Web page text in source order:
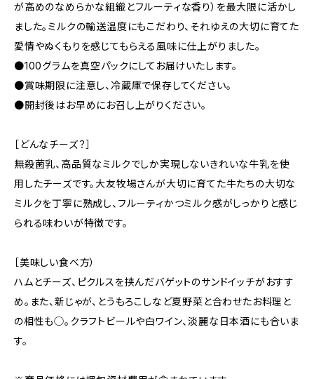
が高めのなめらかな組織とフルーティな香り）を最大限に活かし
ました。ミルクの輸送温度にもこだわり、それゆえの大切に育てた
愛情やぬくもりを感じてもらえる風味に仕上がりました。
●100グラムを真空パックにしてお届けいたします。
●賞味期限に注意し、冷蔵庫で保存してください。
●開封後はお早めにお召し上がりください。
［どんなチーズ？］
無殺菌乳、高品質なミルクでしか実現しないきれいな牛乳を使
用したチーズです。大友牧場さんが大切に育てた牛たちの大切な
ミルクを丁寧に熟成し、フルーティかつミルク感がしっかりと感じ
られる味わいが特徴です。
［美味しい食べ方）
ハムとチーズ、ピクルスを挟んだバゲットのサンドイッチがおすす
め。また、新じゃが、とうもろこしなど夏野菜と合わせたお料理と
の相性も◯。クラフトビールや白ワイン、淡麗な日本酒にも合いま
す。